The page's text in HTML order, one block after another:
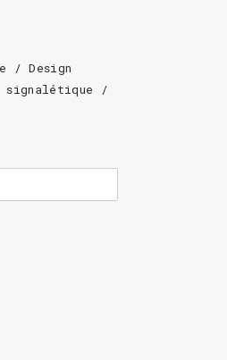
/ Design
signalétique /